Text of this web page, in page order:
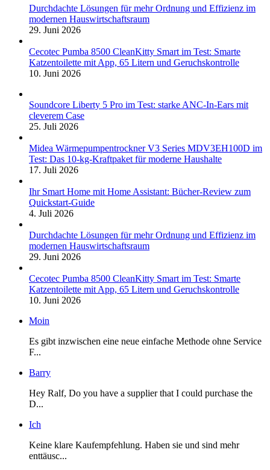
Durchdachte Lösungen für mehr Ordnung und Effizienz im
modernen Hauswirtschaftsraum
29. Juni 2026
Cecotec Pumba 8500 CleanKitty Smart im Test: Smarte
Katzentoilette mit App, 65 Litern und Geruchskontrolle
10. Juni 2026
Soundcore Liberty 5 Pro im Test: starke ANC-In-Ears mit
cleverem Case
25. Juli 2026
Midea Wärmepumpentrockner V3 Series MDV3EH100D im
Test: Das 10-kg-Kraftpaket für moderne Haushalte
17. Juli 2026
Ihr Smart Home mit Home Assistant: Bücher-Review zum
Quickstart-Guide
4. Juli 2026
Durchdachte Lösungen für mehr Ordnung und Effizienz im
modernen Hauswirtschaftsraum
29. Juni 2026
Cecotec Pumba 8500 CleanKitty Smart im Test: Smarte
Katzentoilette mit App, 65 Litern und Geruchskontrolle
10. Juni 2026
Moin
Es gibt inzwischen eine neue einfache Methode ohne Service
F...
Barry
Hey Ralf, Do you have a supplier that I could purchase the
D...
Ich
Keine klare Kaufempfehlung. Haben sie und sind mehr
enttäusc...